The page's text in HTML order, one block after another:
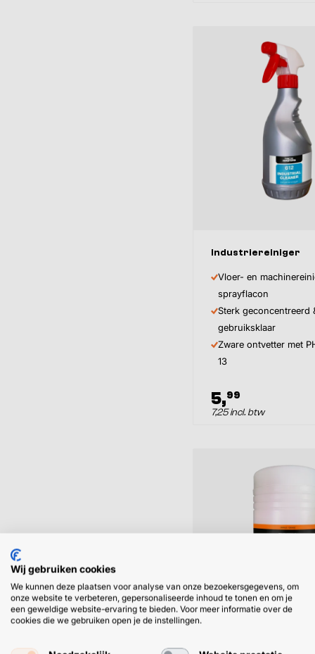
Industriereiniger
Vloer- en
sprayflacon
Sterk geconcentreerd
gebruiksklaar
Zware ontvetter met
13
5,99
7,25 incl. btw
Wij gebruiken cookies
We kunnen deze plaatsen voor analyse van onze bezoekersgegevens, om
onze website te verbeteren, gepersonaliseerde inhoud te tonen en om je
een geweldige website-ervaring te bieden. Voor meer informatie over de
cookies die we gebruiken open je de instellingen.